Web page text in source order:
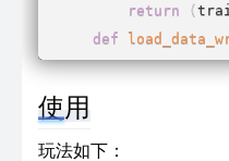
return
(
def
"""Return
使用
玩法如下：